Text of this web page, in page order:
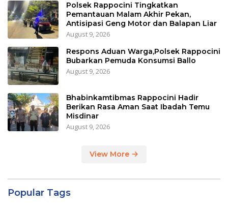
Polsek Rappocini Tingkatkan
Pemantauan Malam Akhir Pekan,
Antisipasi Geng Motor dan Balapan Liar
August 9, 2026
Respons Aduan Warga,Polsek Rappocini
Bubarkan Pemuda Konsumsi Ballo
August 9, 2026
Bhabinkamtibmas Rappocini Hadir
Berikan Rasa Aman Saat Ibadah Temu
Misdinar
August 9, 2026
View More
Popular Tags